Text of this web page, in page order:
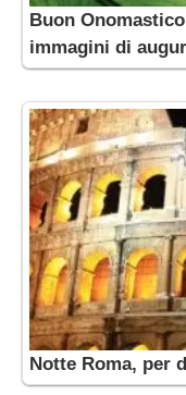
Buon
immagini di
Notte Roma, per